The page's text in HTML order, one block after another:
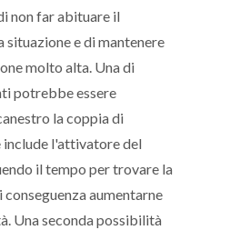
non far abituare il
situazione e di mantenere
molto alta. Una di
potrebbe essere
la coppia di
l'attivatore del
il tempo per trovare la
conseguenza aumentarne
Una seconda possibilità